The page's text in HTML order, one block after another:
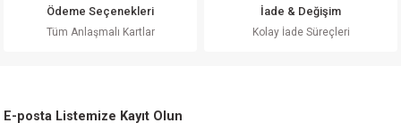
Ödeme Seçenekleri
Tüm Anlaşmalı Kartlar
İade & Değişim
Kolay İade Süreçleri
E-posta Listemize Kayıt Olun